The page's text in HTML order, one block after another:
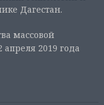
Дагестан.
массовой
2019 года